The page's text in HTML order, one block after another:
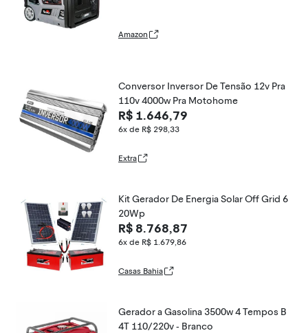
Amazon
Conversor Inversor De Tensão 12v Pra
110v 4000w Pra Motohome
R$ 1.646,79
6x de R$ 298,33
Extra
Kit Gerador De Energia Solar Off Grid 6
20Wp
R$ 8.768,87
6x de R$ 1.679,86
Casas Bahia
Gerador a Gasolina 3500w 4 Tempos B
4T 110/220v - Branco